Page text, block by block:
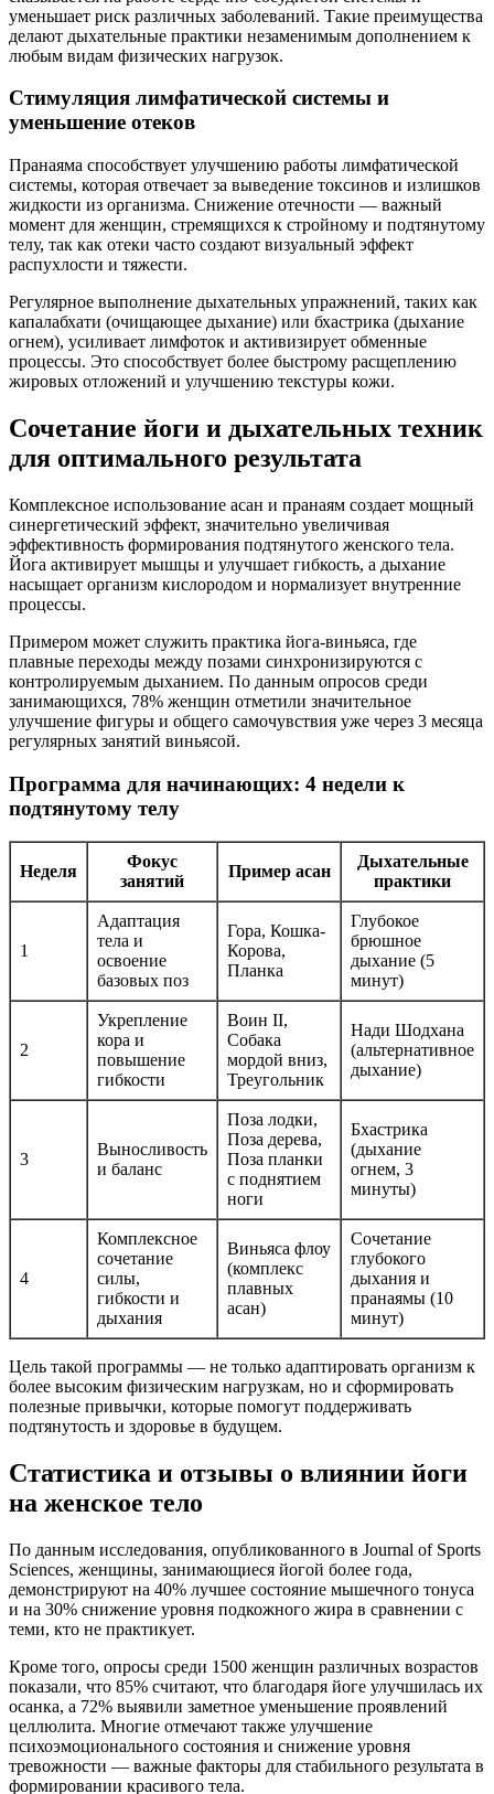
уменьшает риск различных заболеваний. Такие преимущества
делают дыхательные практики незаменимым дополнением к
любым видам физических нагрузок.
Стимуляция лимфатической системы и
уменьшение отеков
Пранаяма способствует улучшению работы лимфатической
системы, которая отвечает за выведение токсинов и излишков
жидкости из организма. Снижение отечности — важный
момент для женщин, стремящихся к стройному и подтянутому
телу, так как отеки часто создают визуальный эффект
распухлости и тяжести.
Регулярное выполнение дыхательных упражнений, таких как
капалабхати (очищающее дыхание) или бхастрика (дыхание
огнем), усиливает лимфоток и активизирует обменные
процессы. Это способствует более быстрому расщеплению
жировых отложений и улучшению текстуры кожи.
Сочетание йоги и дыхательных техник
для оптимального результата
Комплексное использование асан и пранаям создает мощный
синергетический эффект, значительно увеличивая
эффективность формирования подтянутого женского тела.
Йога активирует мышцы и улучшает гибкость, а дыхание
насыщает организм кислородом и нормализует внутренние
процессы.
Примером может служить практика йога-виньяса, где
плавные переходы между позами синхронизируются с
контролируемым дыханием. По данным опросов среди
занимающихся, 78% женщин отметили значительное
улучшение фигуры и общего самочувствия уже через 3 месяца
регулярных занятий виньясой.
Программа для начинающих: 4 недели к
подтянутому телу
Неделя
Фокус
занятий
Пример асан
Дыхательные
практики
1
Адаптация
тела и
освоение
базовых поз
Гора, Кошка-
Корова,
Планка
Глубокое
брюшное
дыхание (5
минут)
2
Укрепление
кора и
повышение
гибкости
Воин II,
Собака
мордой вниз,
Треугольник
Нади Шодхана
(альтернативное
дыхание)
3
Выносливость
и баланс
Поза лодки,
Поза дерева,
Поза планки
с поднятием
ноги
Бхастрика
(дыхание
огнем, 3
минуты)
4
Комплексное
сочетание
силы,
гибкости и
дыхания
Виньясa флоу
(комплекс
плавных
асан)
Сочетание
глубокого
дыхания и
пранаямы (10
минут)
Цель такой программы — не только адаптировать организм к
более высоким физическим нагрузкам, но и сформировать
полезные привычки, которые помогут поддерживать
подтянутость и здоровье в будущем.
Статистика и отзывы о влиянии йоги
на женское тело
По данным исследования, опубликованного в Journal of Sports
Sciences, женщины, занимающиеся йогой более года,
демонстрируют на 40% лучшее состояние мышечного тонуса
и на 30% снижение уровня подкожного жира в сравнении с
теми, кто не практикует.
Кроме того, опросы среди 1500 женщин различных возрастов
показали, что 85% считают, что благодаря йоге улучшилась их
осанка, а 72% выявили заметное уменьшение проявлений
целлюлита. Многие отмечают также улучшение
психоэмоционального состояния и снижение уровня
тревожности — важные факторы для стабильного результата в
формировании красивого тела.